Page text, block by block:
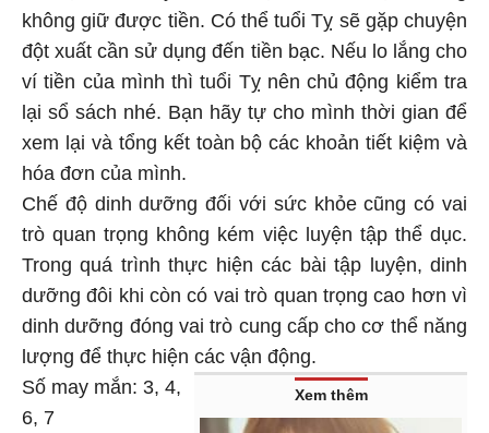
không giữ được tiền. Có thể tuổi Tỵ sẽ gặp chuyện
đột xuất cần sử dụng đến tiền bạc. Nếu lo lắng cho
ví tiền của mình thì tuổi Tỵ nên chủ động kiểm tra
lại sổ sách nhé. Bạn hãy tự cho mình thời gian để
xem lại và tổng kết toàn bộ các khoản tiết kiệm và
hóa đơn của mình.
Chế độ dinh dưỡng đối với sức khỏe cũng có vai
trò quan trọng không kém việc luyện tập thể dục.
Trong quá trình thực hiện các bài tập luyện, dinh
dưỡng đôi khi còn có vai trò quan trọng cao hơn vì
dinh dưỡng đóng vai trò cung cấp cho cơ thể năng
lượng để thực hiện các vận động.
Xem thêm
Số may mắn: 3, 4,
6, 7